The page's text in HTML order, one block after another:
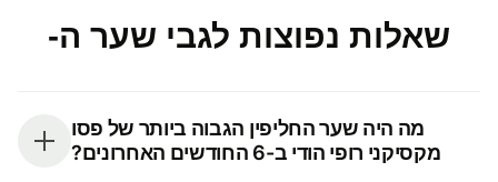
שאלות נפוצות לגבי שער ה-
מה היה שער החליפין הגבוה ביותר של פסו
מקסיקני רופי הודי ב-6 החודשים האחרונים?